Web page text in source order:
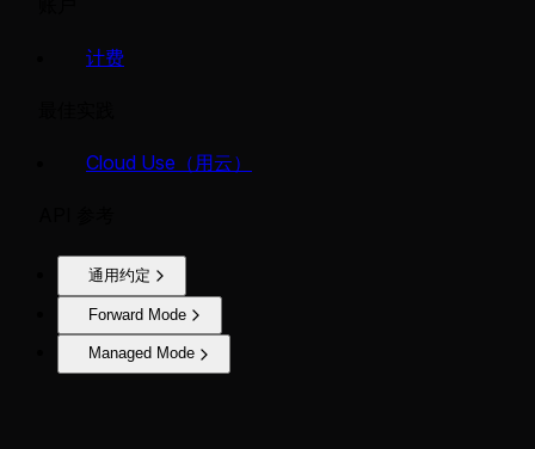
计费
Cloud Use（用云）
通用约定
Forward Mode
Managed Mode